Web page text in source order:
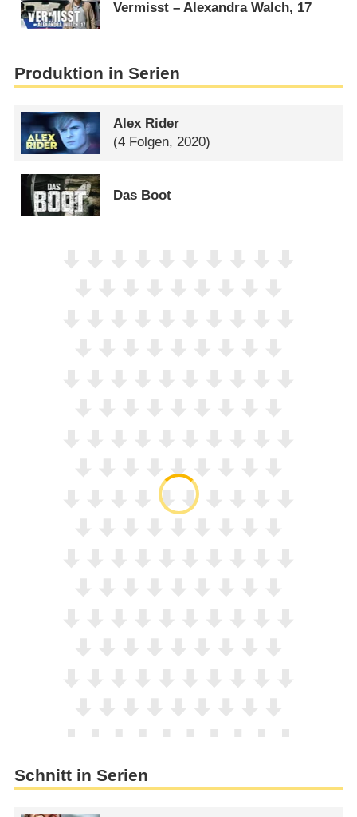
Vermisst – Alexandra Walch, 17
Produktion in Serien
Alex Rider
(4 Folgen, 2020)
Das Boot
Schnitt in Serien